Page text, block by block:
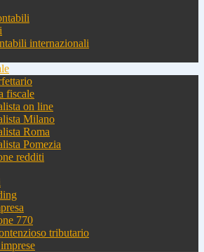
internazionali
fiscale
on line
Milano
Roma
Pomezia
redditi
770
tributario